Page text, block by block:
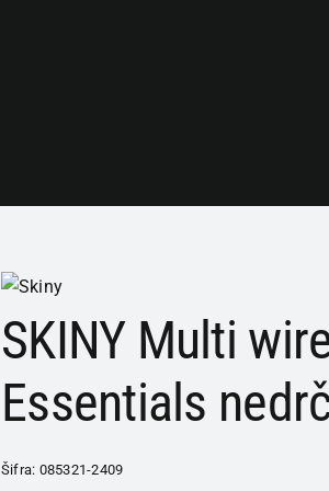
SKINY Multi
Essentials
Šifra: 085321-2409